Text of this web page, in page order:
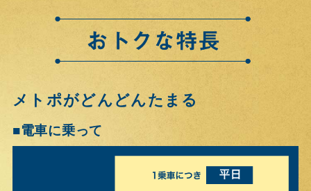
メトポがどんどんたまる
■電車に乗って